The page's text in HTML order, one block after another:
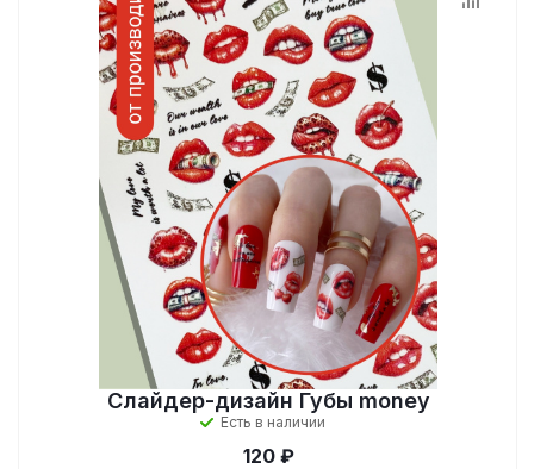
Слайдер-дизайн Губы money
Есть в наличии
120 ₽